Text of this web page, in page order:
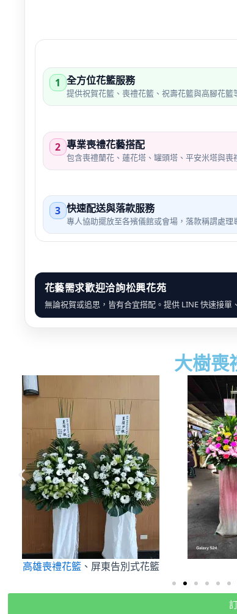
1 全方位花籃服務
提供祝賀花籃、喪禮花籃、祝壽花籃與高腳花籃
2 專業喪禮花藝搭配
包含喪禮蘭花、蓮花塔、罐頭塔、平安米塔與
3 快速配送與落款服務
專人協助擺放至各殯儀館或會場，落款稱謂處理
花藝需求歡迎洽詢松興花苑
無論祝賀或追思，皆有合宜搭配。提供 LINE 快速接單
大樹喪
高雄喪禮花籃、屏東告別式花籃